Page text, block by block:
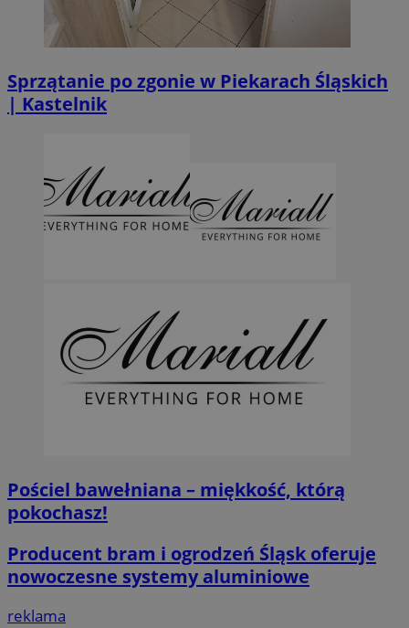
Sprzątanie po zgonie w Piekarach Śląskich
| Kastelnik
Pościel bawełniana – miękkość, którą
pokochasz!
Producent bram i ogrodzeń Śląsk oferuje
nowoczesne systemy aluminiowe
reklama